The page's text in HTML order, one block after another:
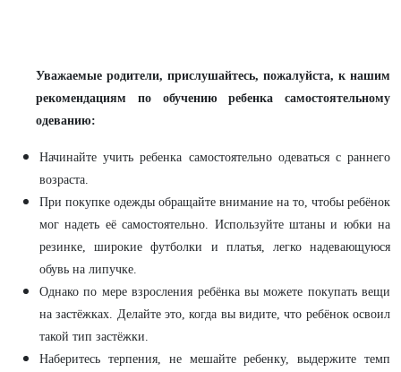
Уважаемые родители, прислушайтесь, пожалуйста, к нашим
рекомендациям по обучению ребенка самостоятельному
одеванию:
Начинайте учить ребенка самостоятельно одеваться с раннего
возраста.
При покупке одежды обращайте внимание на то, чтобы ребёнок
мог надеть её самостоятельно. Используйте штаны и юбки на
резинке, широкие футболки и платья, легко надевающуюся
обувь на липучке.
Однако по мере взросления ребёнка вы можете покупать вещи
на застёжках. Делайте это, когда вы видите, что ребёнок освоил
такой тип застёжки.
Наберитесь терпения, не мешайте ребенку, выдержите темп